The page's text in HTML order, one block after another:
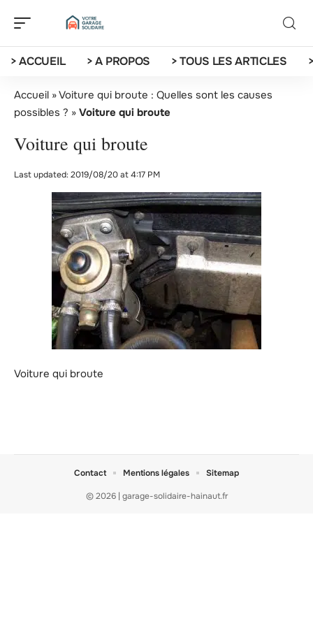
> ACCUEIL > A PROPOS > TOUS LES ARTICLES
Accueil »Voiture qui broute : Quelles sont les causes
possibles ? » Voiture qui broute
Voiture qui broute
Last updated: 2019/08/20 at 4:17 PM
Voiture qui broute
© 2026 | garage-solidaire-hainaut.fr
Contact Mentions légales Sitemap